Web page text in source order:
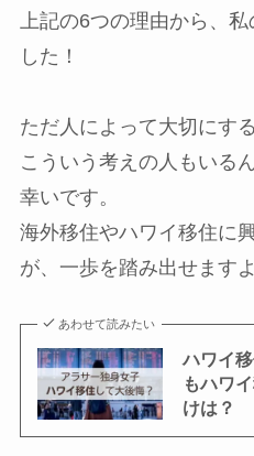
上記の6つの理由から、
した！
ただ人によって大切にす
こういう考えの人もいる
幸いです。
海外移住やハワイ移住に
が、一歩を踏み出せますよ
あわせて読みたい
ハワイ
もハワ
けは？